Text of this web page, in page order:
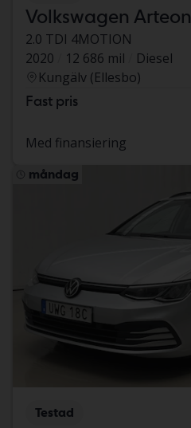
Volkswagen Arteon
2.0 TDI 4MOTION
2020
12 686 mil
Diesel
Kungälv (Ellesbo)
Fast pris
Med finansiering
måndag
Testad